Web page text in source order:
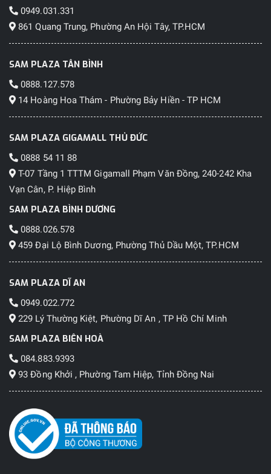
0949.031.331
861 Quang Trung, Phường An Hội Tây, TP.HCM
SAM PLAZA TÂN BÌNH
0888.127.578
14 Hoàng Hoa Thám - Phường Bảy Hiền - TP HCM
SAM PLAZA GIGAMALL THỦ ĐỨC
0888 54 11 88
T-07 Tầng 1 TTTM Gigamall Phạm Văn Đồng, 240-242 Kha
Vạn Cân, P. Hiệp Bình
SAM PLAZA BÌNH DƯƠNG
0888.026.578
459 Đại Lộ Bình Dương, Phường Thủ Dầu Một, TP.HCM
SAM PLAZA DĨ AN
0949.022.772
229 Lý Thường Kiệt, Phường Dĩ An , TP Hồ Chí Minh
SAM PLAZA BIÊN HOÀ
084.883.9393
93 Đồng Khởi , Phường Tam Hiệp, Tỉnh Đồng Nai